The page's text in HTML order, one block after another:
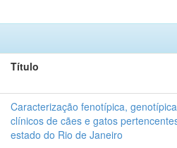
Título
Caracterização fenotípica,
clínicos de cães e gatos
estado do Rio de Janeiro